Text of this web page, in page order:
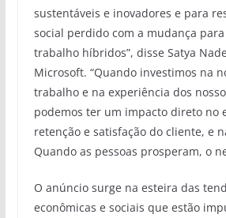
sustentáveis e inovadores e para
social perdido com a mudança
trabalho híbridos”, disse Satya
Microsoft. “Quando investimos na
trabalho e na experiência dos
podemos ter um impacto direto no
retenção e satisfação do cliente, e
Quando as pessoas prosperam, o
O anúncio surge na esteira das
econômicas e sociais que estão